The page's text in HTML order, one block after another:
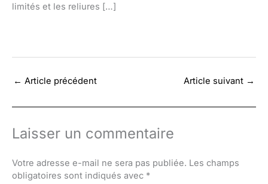
limités et les reliures […]
← Article précédent Article suivant →
Laisser un commentaire
Votre adresse e-mail ne sera pas publiée. Les champs
obligatoires sont indiqués avec *